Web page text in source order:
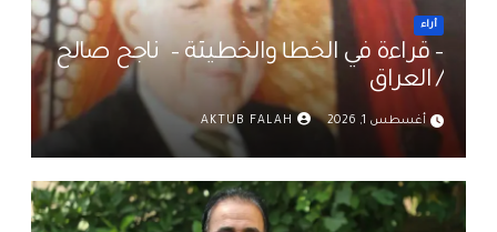
أراء
– قراءة في الخطأ والخطيئة – ناجح صالح
/ العراق
أغسطس 1, 2026 AKTUB FALAH